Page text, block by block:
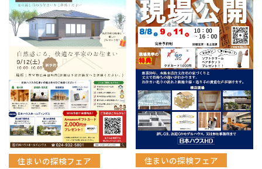
住まいの探検フェア 住まいの探検フェア